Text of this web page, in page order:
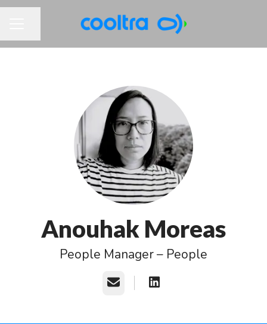
Partager la page
Anouhak Moreas
People Manager – People
E-mail